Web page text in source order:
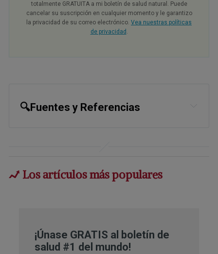
totalmente GRATUITA a mi boletín de salud natural. Puede
cancelar su suscripción en cualquier momento y le garantizo
la privacidad de su correo electrónico. Vea nuestras políticas
de privacidad .
🔍Fuentes y Referencias
2024
Los artículos más populares
¡Únase GRATIS al boletín de
salud #1 del mundo!